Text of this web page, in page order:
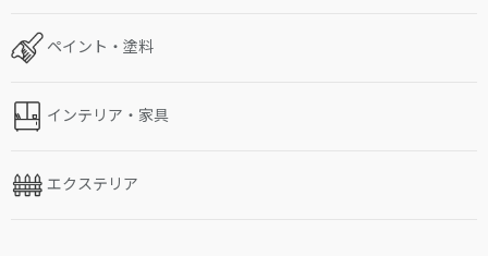
ペイント・塗料
インテリア・家具
エクステリア